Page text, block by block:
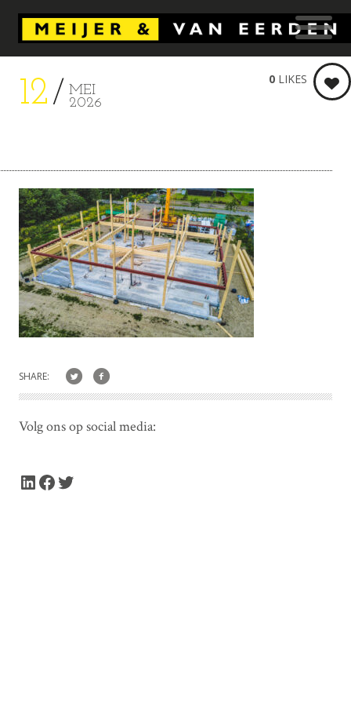
12
MEI
2026
0 LIKES
SHARE:
Volg ons op social media:
LinkedIn Facebook